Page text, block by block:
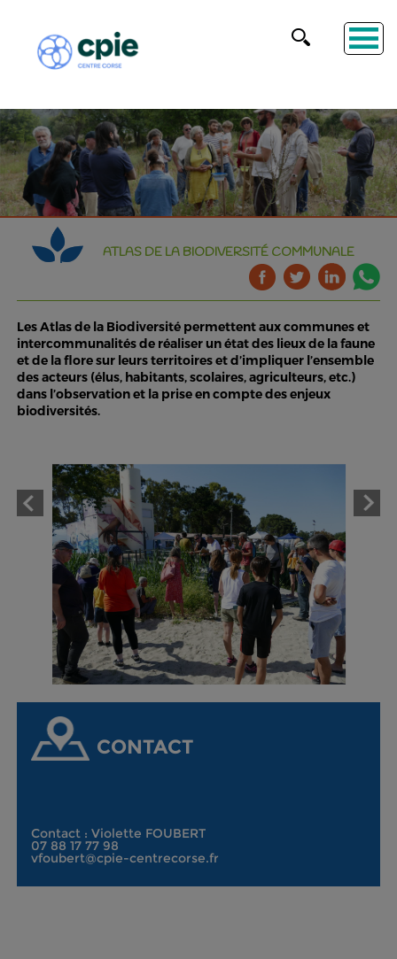
ATLAS DE LA BIODIVERSITÉ COMMUNALE
Les Atlas de la Biodiversité permettent aux communes et
intercommunalités de réaliser un état des lieux de la faune
et de la flore sur leurs territoires et d’impliquer l’ensemble
des acteurs (élus, habitants, scolaires, agriculteurs, etc.)
dans l’observation et la prise en compte des enjeux
biodiversités.
CONTACT
Contact : Violette FOUBERT
07 88 17 77 98
vfoubert@cpie-centrecorse.fr